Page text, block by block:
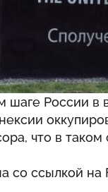
России в
что в
ссылкой на